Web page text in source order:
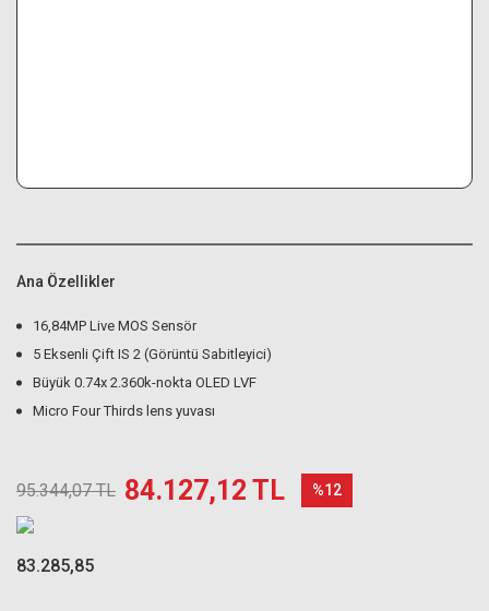
Ana Özellikler
16,84MP Live MOS Sensör
5 Eksenli Çift IS 2 (Görüntü Sabitleyici)
Büyük 0.74x 2.360k-nokta OLED LVF
Micro Four Thirds lens yuvası
95.344,07 TL 84.127,12 TL %12
83.285,85